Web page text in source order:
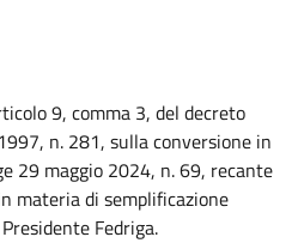
9, comma 3, del decreto
n. 281, sulla conversione in
29 maggio 2024, n. 69, recante
materia di semplificazione
Fedriga.